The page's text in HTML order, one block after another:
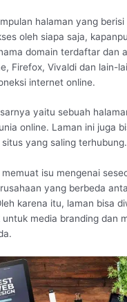
halaman yang
oleh siapa saja,
domain terdaftar dan
Firefox, Vivaldi dan lain-
internet online.
yaitu sebuah
online. Laman ini juga
yang saling terhubung.
isu mengenai
yang berbeda
karena itu, laman bisa
media branding dan